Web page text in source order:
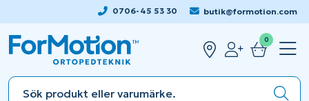
0706-45 53 30 butik@formotion.com
0